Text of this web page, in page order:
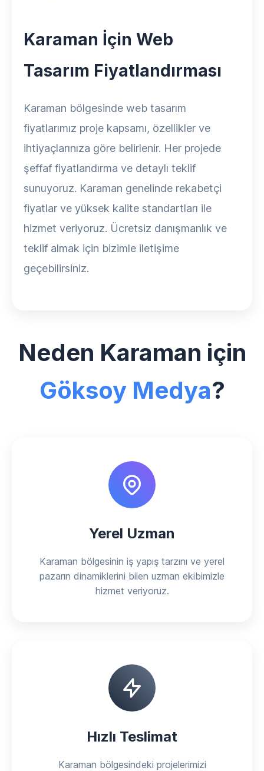
Karaman İçin Web
Tasarım Fiyatlandırması
Karaman bölgesinde web tasarım
fiyatlarımız proje kapsamı, özellikler ve
ihtiyaçlarınıza göre belirlenir. Her projede
şeffaf fiyatlandırma ve detaylı teklif
sunuyoruz. Karaman genelinde rekabetçi
fiyatlar ve yüksek kalite standartları ile
hizmet veriyoruz. Ücretsiz danışmanlık ve
teklif almak için bizimle iletişime
geçebilirsiniz.
Neden Karaman için
Göksoy Medya?
Yerel Uzman
Karaman bölgesinin iş yapış tarzını ve yerel
pazarın dinamiklerini bilen uzman ekibimizle
hizmet veriyoruz.
Hızlı Teslimat
Karaman bölgesindeki projelerimizi